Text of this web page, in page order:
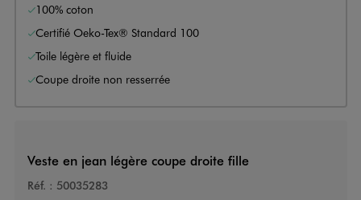
100% coton
Certifié Oeko-Tex® Standard 100
Toile légère et fluide
Coupe droite non resserrée
Veste en jean légère coupe droite fille
Réf. : 50035283